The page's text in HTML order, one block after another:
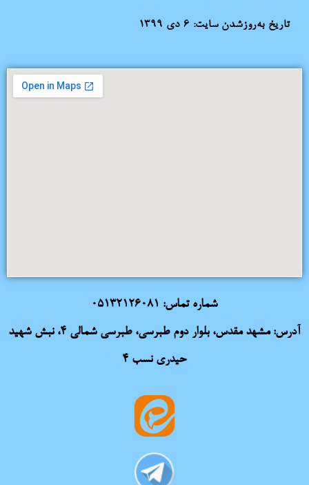
تاریخ به‌روزشدن سایت: ۶ دی ۱۳۹۹
شماره تماس: 05132126081
آدرس: مشهد مقدس، بلوار دوم طبرسی، طبرسی شمالی 4، نبش شهید
حیدری نسب 4